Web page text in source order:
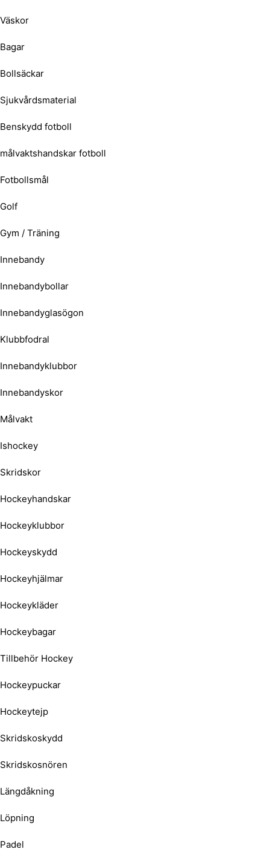
Väskor
Bagar
Bollsäckar
Sjukvårdsmaterial
Benskydd fotboll
målvaktshandskar fotboll
Fotbollsmål
Golf
Gym / Träning
Innebandy
Innebandybollar
Innebandyglasögon
Klubbfodral
Innebandyklubbor
Innebandyskor
Målvakt
Ishockey
Skridskor
Hockeyhandskar
Hockeyklubbor
Hockeyskydd
Hockeyhjälmar
Hockeykläder
Hockeybagar
Tillbehör Hockey
Hockeypuckar
Hockeytejp
Skridskoskydd
Skridskosnören
Längdåkning
Löpning
Padel